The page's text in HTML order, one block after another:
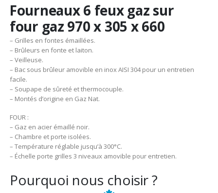
Fourneaux 6 feux gaz sur
four gaz 970 x 305 x 660
– Grilles en fontes émaillées.
– Brûleurs en fonte et laiton.
– Veilleuse.
– Bac sous brûleur amovible en inox AISI 304 pour un entretien
facile.
– Soupape de sûreté et thermocouple.
– Montés d’origine en Gaz Nat.
FOUR :
– Gaz en acier émaillé noir.
– Chambre et porte isolées.
– Température réglable jusqu’à 300°C.
– Échelle porte grilles 3 niveaux amovible pour entretien.
Pourquoi nous choisir ?